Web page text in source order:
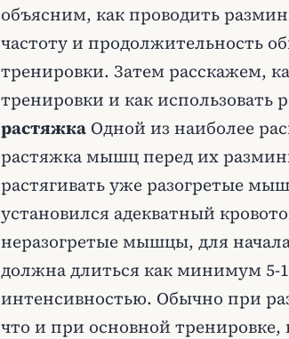
объясним, как проводить
частоту и продолжительность
тренировки. Затем расскажем,
тренировки и как использовать
растяжка Одной из наиболее
растяжка мышц перед их
растягивать уже разогретые
установился адекватный
неразогретые мышцы, для
должна длиться как минимум 5-
интенсивностью. Обычно при
что и при основной